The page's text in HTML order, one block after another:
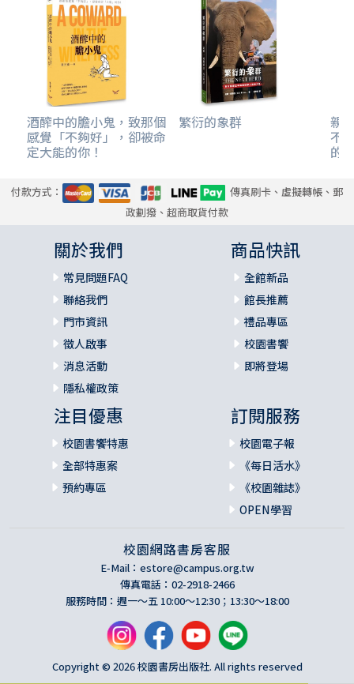
展，悲劇也可以成為勵志片。
我們不是「打不死的蟑螂」，我們是一面「不銹鋼鏡子」；
耐摔、耐磨，歷經研磨加工，越磨、越光亮。
「親愛的弟兄姊妹，若有火一般的試煉臨到你們，不要覺得
奇怪，好像發生了什麼不尋常的事，反倒要歡喜，因為你們
是與基督一起受苦。這樣，你們在祂的榮耀顯現時可以和祂
一同歡喜快樂。」（彼得前書 4章12-13節，當代譯本）。
「人生」也可以形容為自主參加一場「登高賽」。不必費心
計算還有多少階梯，只要有良好配速，每一步踏實穩健，也
的目標。
夥伴，加油！願你今天就能再往上走一點點，站在更高的地
不怕磨難，將當下的辛苦視為一種「拋光」過程，像不銹鋼
鏡子愈磨愈亮；在不同的高度開闊視野，欣賞最美的風景。
給讀者的思考問題｜與文章對話
透過這篇文章想告訴您，我們雖然會受傷，但絕不會被打
敗。現在的您，是否也正處於人生的「研磨期」？願這面
「不鏽鋼鏡子」能照見您日益光亮、值得被欣賞的模樣。
如果生活遞給你苦茶：在不確定的
巧克力盒裡，長成一棵飄香的檜木
這篇文章從一杯苦澀的紅茶出發，將生活中的不確定性轉化
我平常很少買手搖飲。星期六上班前，特地去買了一杯冰紅
茶慰勞自己。這杯紅茶不是老闆親手調製，是工讀生做的，
手藝不佳，喝起來覺得好苦，太濃了、不好喝。
這讓我想起電影《阿甘正傳》（Forrest Gump）裡的一段內
容。阿甘說：「我媽媽說人生就像一盒巧克力，你永遠不知
道你吃的下一塊會是什麼味道。」而我也沒有把握、不曉得
酒醡中的膽小鬼，致那個
感覺「不夠好」，卻被命
定大能的你！
繁衍的象群 親
不
的
付款方式：
傳真刷卡、虛擬轉帳、郵
政劃撥、超商取貨付款
關於我們
常見問題FAQ
聯絡我們
門市資訊
徵人啟事
消息活動
隱私權政策
商品快訊
全館新品
館長推薦
禮品專區
校園書饗
即將登場
注目優惠
校園書饗特惠
全部特惠案
預約專區
訂閱服務
校園電子報
《每日活水》
《校園雜誌》
OPEN學習
校園網路書房客服
E-Mail： estore@campus.org.tw
傳真電話：02-2918-2466
服務時間：週一～五 10:00～12:30；13:30～18:00
Copyright © 2026 校園書房出版社. All rights reserved